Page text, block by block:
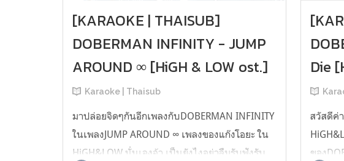
[KARAOKE | THAISUB]
DOBERMAN INFINITY - JUMP
AROUND ∞ [HiGH & LOW ost.]
Karaoke | Thaisub
มาปล่อยจิดๆกันอีกเพลงกับDOBERMAN INFINITY
ในเพลงJUMP AROUND ∞ เพลงของแก๊งโอยะ ใน
HiGH&LOW นั่นเองจ้า เป็นยังไงอย่าลืมรับฟังรับ
Die
สวัสดีค่
ของ